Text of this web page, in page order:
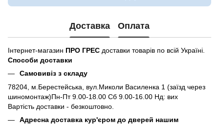
Доставка Оплата
Інтернет-магазин ПРО ГРЕС доставки товарів по всій Україні.
Способи доставки
Самовивіз з складу
78204, м.Берестейська, вул.Миколи Василенка 1 (заїзд через
шиномонтаж)Пн-Пт 9.00-18.00 Сб 9.00-16.00 Нд: вих
Вартість доставки - безкоштовно.
Адресна доставка кур'єром до дверей нашим